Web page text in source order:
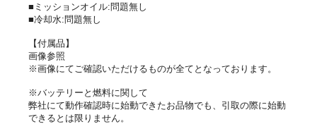
■ミッションオイル:問題無し
■冷却水:問題無し
【付属品】
画像参照
※画像にてご確認いただけるものが全てとなっております。
※バッテリーと燃料に関して
弊社にて動作確認時に始動できたお品物でも、引取の際に始動
できるとは限りません。